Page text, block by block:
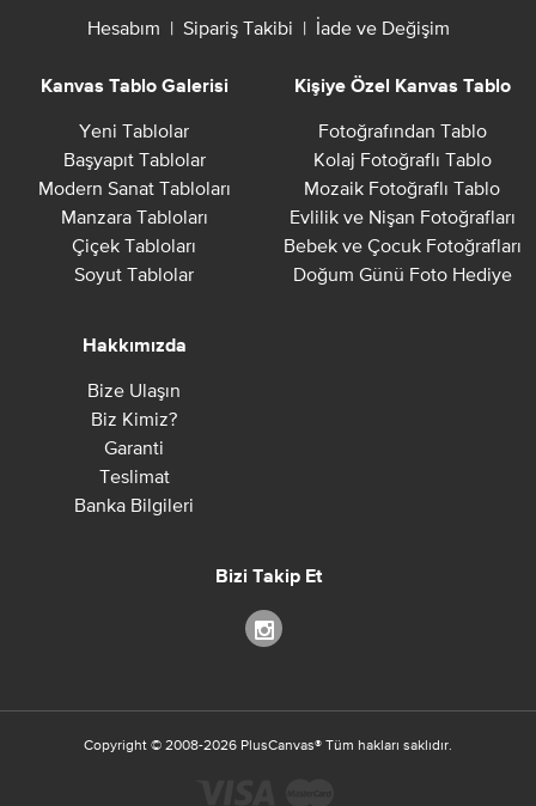
Hesabım | Sipariş Takibi | İade ve Değişim
Kanvas Tablo Galerisi
Yeni Tablolar
Başyapıt Tablolar
Modern Sanat Tabloları
Manzara Tabloları
Çiçek Tabloları
Soyut Tablolar
Kişiye Özel Kanvas Tablo
Fotoğrafından Tablo
Kolaj Fotoğraflı Tablo
Mozaik Fotoğraflı Tablo
Evlilik ve Nişan Fotoğrafları
Bebek ve Çocuk Fotoğrafları
Doğum Günü Foto Hediye
Hakkımızda
Bize Ulaşın
Biz Kimiz?
Garanti
Teslimat
Banka Bilgileri
Bizi Takip Et
Copyright © 2008-2026 PlusCanvas® Tüm hakları saklıdır.